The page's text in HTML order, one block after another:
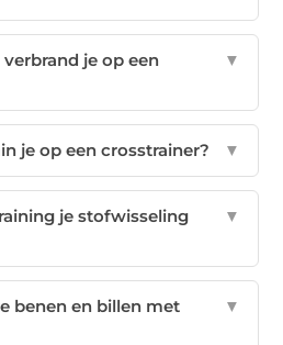
je op een
▼
je op een crosstrainer? ▼
je stofwisseling
▼
benen en billen met
▼